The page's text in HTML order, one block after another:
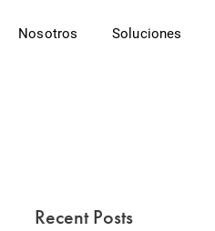
Nosotros Soluciones
Recent Posts